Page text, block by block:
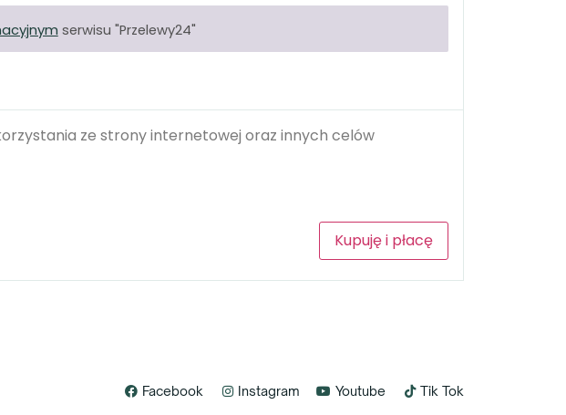
serwisu "Przelewy24"
ze strony internetowej oraz innych celów
Kupuję i płacę
Facebook Instagram Youtube Tik Tok